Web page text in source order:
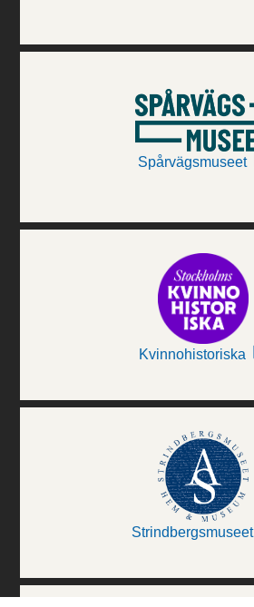
Spårvägsmuseet
Kvinnohistoriska
Strindbergsmuseet